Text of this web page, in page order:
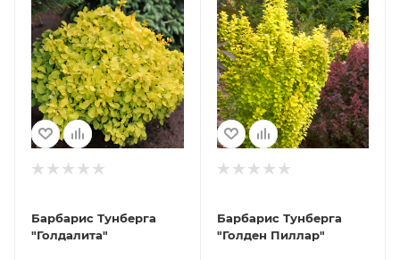
Барбарис Тунберга
"Голдалита"
Барбарис Тунберга
"Голден Пиллар"